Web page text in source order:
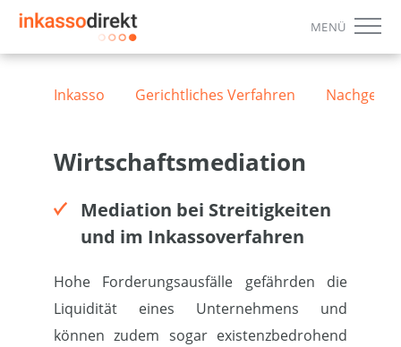
Konditionen
Inkassoauftrag
MENÜ
Inkasso Gerichtliches Verfahren
Wirtschaftsmediation
Mediation bei Streitigkeiten
und im Inkassoverfahren
Hohe Forderungsausfälle gefährden die
Liquidität eines Unternehmens und
können zudem sogar existenzbedrohend